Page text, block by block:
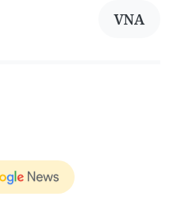
VNA